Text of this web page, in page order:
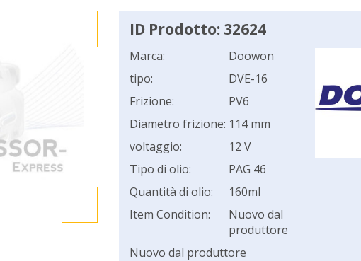
ID Prodotto: 32624
Marca:
Doowon
tipo:
DVE-16
Frizione:
PV6
Diametro frizione: 114 mm
voltaggio:
12 V
Tipo di olio:
PAG 46
Quantità di olio:
160ml
Item Condition:
Nuovo dal
produttore
Nuovo dal produttore